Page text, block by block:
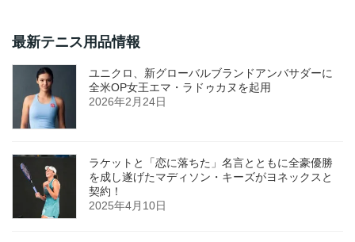
最新テニス用品情報
ユニクロ、新グローバルブランドアンバサダーに
全米OP女王エマ・ラドゥカヌを起用
2026年2月24日
ラケットと「恋に落ちた」名言とともに全豪優勝
を成し遂げたマディソン・キーズがヨネックスと
契約！
2025年4月10日